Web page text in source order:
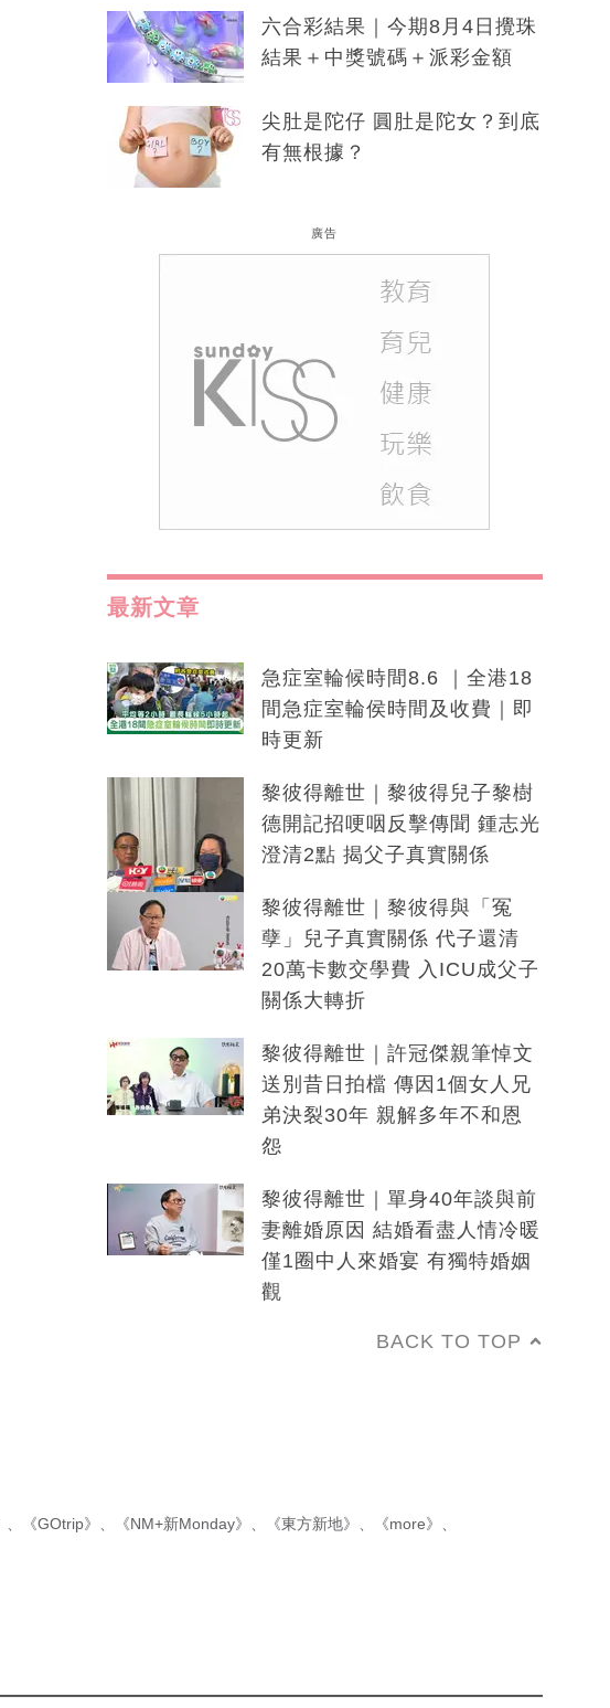
六合彩結果｜今期8月4日攪珠
結果＋中獎號碼＋派彩金額
尖肚是陀仔 圓肚是陀女？到底
有無根據？
廣告
最新文章
急症室輪候時間8.6 ｜全港18
間急症室輪侯時間及收費｜即
時更新
黎彼得離世｜黎彼得兒子黎樹
德開記招哽咽反擊傳聞 鍾志光
澄清2點 揭父子真實關係
黎彼得離世｜黎彼得與「冤
孽」兒子真實關係 代子還清
20萬卡數交學費 入ICU成父子
關係大轉折
黎彼得離世｜許冠傑親筆悼文
送別昔日拍檔 傳因1個女人兄
弟決裂30年 親解多年不和恩
怨
黎彼得離世｜單身40年談與前
妻離婚原因 結婚看盡人情冷暖
僅1圈中人來婚宴 有獨特婚姻
觀
BACK TO TOP
《GOtrip》 《NM+新Monday》 《東方新地》 《more》